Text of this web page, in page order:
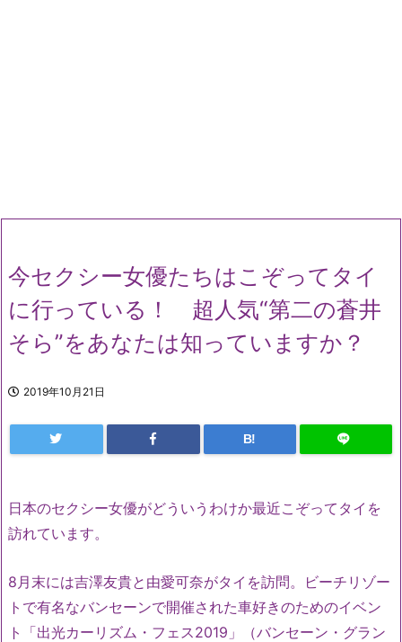
今セクシー女優たちはこぞってタイ
に行っている！ 超人気“第二の蒼井
そら”をあなたは知っていますか？
2019年10月21日
B!
日本のセクシー女優がどういうわけか最近こぞってタイを
訪れています。
8月末には吉澤友貴と由愛可奈がタイを訪問。ビーチリゾー
トで有名なバンセーンで開催された車好きのためのイベン
ト「出光カーリズム・フェス2019」（バンセーン・グラン